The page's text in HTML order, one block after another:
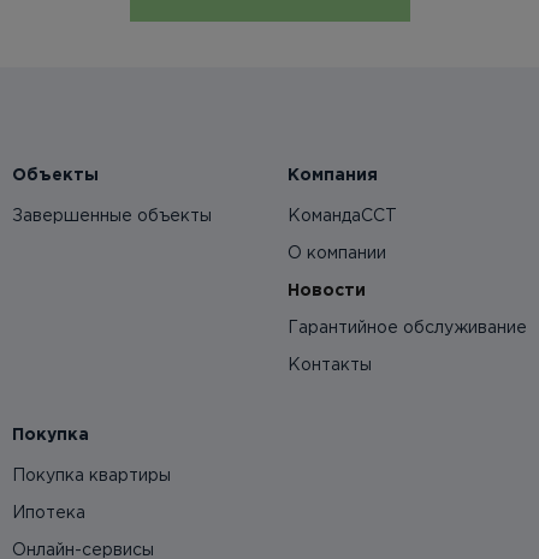
Объекты
Завершенные объекты
Компания
КомандаССТ
О компании
Новости
Гарантийное обслуживание
Контакты
Покупка
Покупка квартиры
Ипотека
Онлайн-сервисы